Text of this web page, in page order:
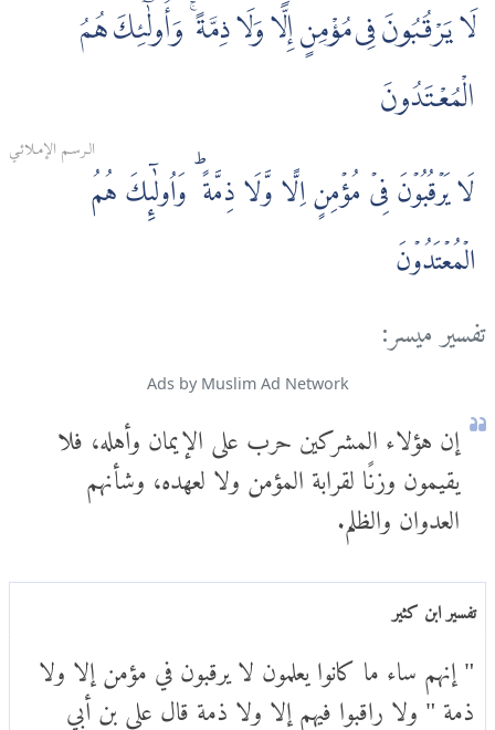
لَا يَرْقُبُونَ فِى مُؤْمِنٍ إِلًّا وَلَا ذِمَّةً ۚ وَأُولٰٓئِكَ هُمُ
الْمُعْتَدُونَ
الـرسـم الإمـلائـي
لَا يَرۡقُبُوۡنَ فِىۡ مُؤۡمِنٍ اِلًّا وَّلَا ذِمَّةً‌ ؕ وَاُولٰۤٮِٕكَ هُمُ
الۡمُعۡتَدُوۡنَ
تفسير ميسر:
Ads by Muslim Ad Network
إن هؤلاء المشركين حرب على الإيمان وأهله، فلا
يقيمون وزنًا لقرابة المؤمن ولا لعهده، وشأنهم
العدوان والظلم.
تفسير ابن كثير
" إنهم ساء ما كانوا يعلمون لا يرقبون في مؤمن إلا ولا
ذمة " ولا راقبوا فيهم إلا ولا ذمة قال علي بن أبي